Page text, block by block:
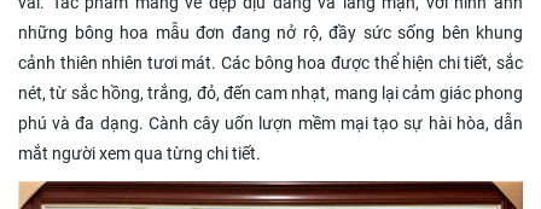
những bông hoa mẫu đơn đang nở rộ, đầy sức sống bên khung
cảnh thiên nhiên tươi mát. Các bông hoa được thể hiện chi tiết, sắc
nét, từ sắc hồng, trắng, đỏ, đến cam nhạt, mang lại cảm giác phong
phú và đa dạng. Cành cây uốn lượn mềm mại tạo sự hài hòa, dẫn
mắt người xem qua từng chi tiết.